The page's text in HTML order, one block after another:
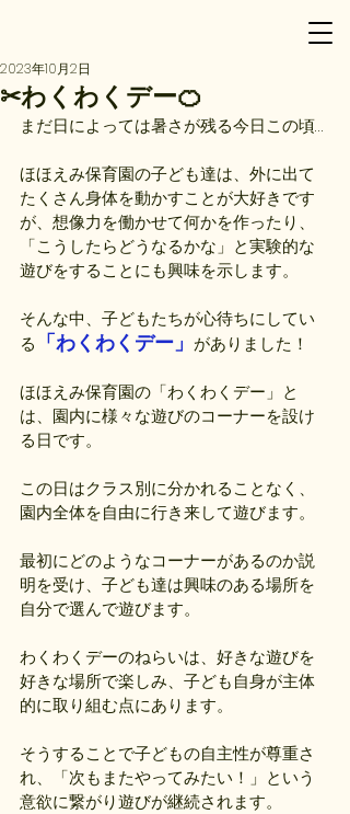
✂わくわくデー🍊
2023年10月2日
まだ日によっては暑さが残る今日この頃…
ほほえみ保育園の子ども達は、外に出て
たくさん身体を動かすことが大好きです
が、想像力を働かせて何かを作ったり、
「こうしたらどうなるかな」と実験的な
遊びをすることにも興味を示します。
そんな中、子どもたちが心待ちにしてい
る 「わくわくデー」 がありました！
ほほえみ保育園の「わくわくデー」と
は、園内に様々な遊びのコーナーを設け
る日です。
この日はクラス別に分かれることなく、
園内全体を自由に行き来して遊びます。
最初にどのようなコーナーがあるのか説
明を受け、子ども達は興味のある場所を
自分で選んで遊びます。
わくわくデーのねらいは、好きな遊びを
好きな場所で楽しみ、子ども自身が主体
的に取り組む点にあります。
そうすることで子どもの自主性が尊重さ
れ、「次もまたやってみたい！」という
意欲に繋がり遊びが継続されます。